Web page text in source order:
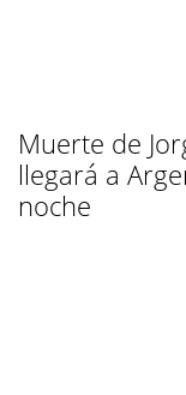
Muerte de
llegará a
noche